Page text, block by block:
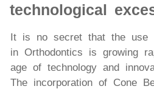
technological
It is no secret that the use
in Orthodontics is growing
age of technology and
The incorporation of Cone